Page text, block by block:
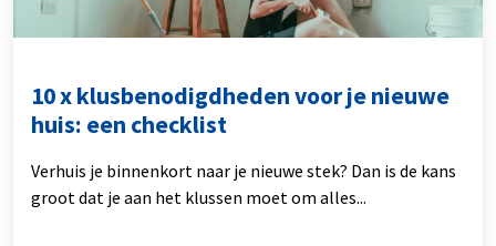
10 x klusbenodigdheden voor je nieuwe
huis: een checklist
Verhuis je binnenkort naar je nieuwe stek? Dan is de kans
groot dat je aan het klussen moet om alles...